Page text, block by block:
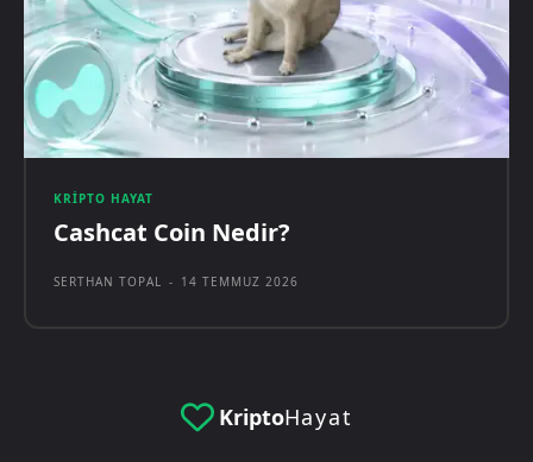
KRIPTO HAYAT
Cashcat Coin Nedir?
SERTHAN TOPAL - 14 TEMMUZ 2026
KriptoHayat